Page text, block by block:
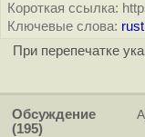
Короткая ссылка:
Ключевые слова: rust
При перепечатке
Обсуждение
(195)